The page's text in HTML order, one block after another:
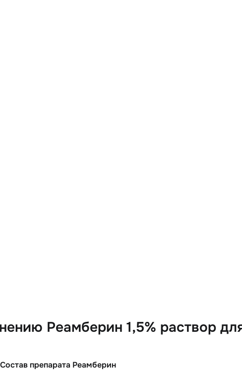
Реамберин 1,5% раствор
Состав препарата Реамберин